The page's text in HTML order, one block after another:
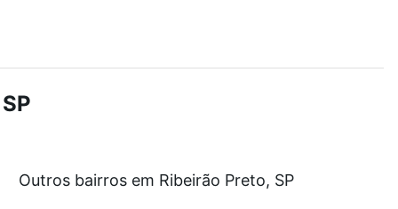
os filtros como quantidade de quartos, suítes, com
salão de festas ou área verde e encontrar
SP que custam a partir de R$ 0 e com nossas
Outros bairros em Ribeirão Preto, SP